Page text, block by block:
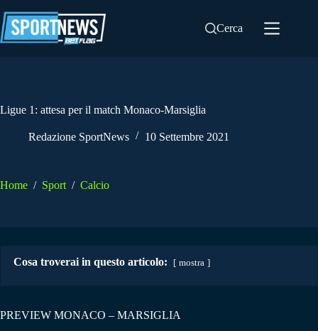
al
contenuto
Cerca
Ligue 1: attesa per il match Monaco-Marsiglia
Redazione SportNews 10 Settembre 2021
Home / Sport / Calcio
Cosa troverai in questo articolo: mostra
PREVIEW MONACO – MARSIGLIA